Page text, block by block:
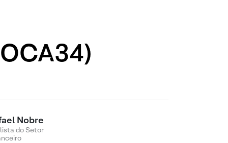
Nobre
do Setor